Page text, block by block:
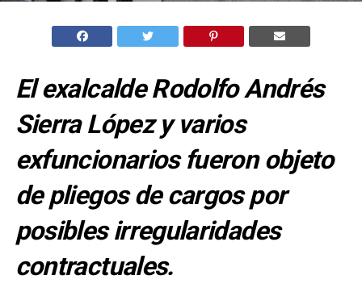
El exalcalde Rodolfo Andrés
Sierra López y varios
exfuncionarios fueron objeto
de pliegos de cargos por
posibles irregularidades
contractuales.